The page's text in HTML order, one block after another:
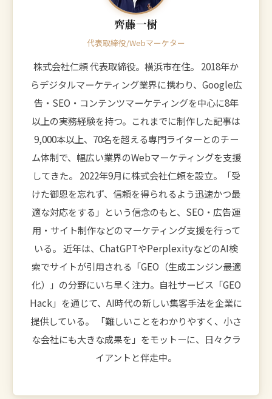
齊藤一樹
代表取締役/Webマーケター
株式会社仁頼 代表取締役。横浜市在住。 2018年か
らデジタルマーケティング業界に携わり、Google広
告・SEO・コンテンツマーケティングを中心に8年
以上の実務経験を持つ。これまでに制作した記事は
9,000本以上、70名を超える専門ライターとのチー
ム体制で、幅広い業界のWebマーケティングを支援
してきた。 2022年9月に株式会社仁頼を設立。「受
けた御恩を忘れず、信頼を得られるよう迅速かつ最
適な対応をする」という信念のもと、SEO・広告運
用・サイト制作などのマーケティング支援を行って
いる。 近年は、ChatGPTやPerplexityなどのAI検
索でサイトが引用される「GEO（生成エンジン最適
化）」の分野にいち早く注力。自社サービス「GEO
Hack」を通じて、AI時代の新しい集客手法を企業に
提供している。 「難しいことをわかりやすく、小さ
な会社にも大きな成果を」をモットーに、日々クラ
イアントと伴走中。